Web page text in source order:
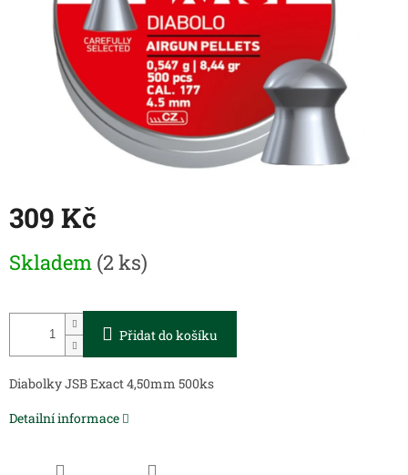
309 Kč
cena:
Skladem (2 ks)
Přidat do košíku
Diabolky JSB Exact 4,50mm 500ks
Detailní informace